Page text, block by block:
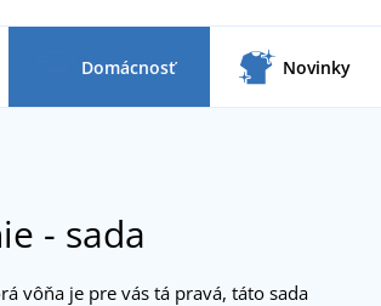
Domácnosť Novinky
- sada
vôňa je pre vás tá pravá, táto sada